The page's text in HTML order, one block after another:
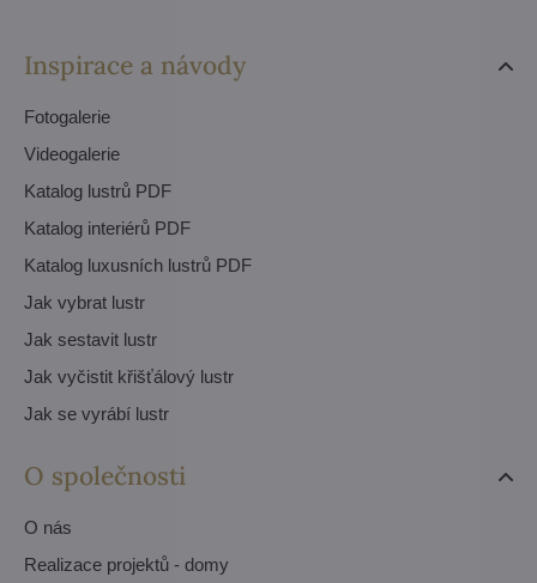
Inspirace a návody
Fotogalerie
Videogalerie
Katalog lustrů PDF
Katalog interiérů PDF
Katalog luxusních lustrů PDF
Jak vybrat lustr
Jak sestavit lustr
Jak vyčistit křišťálový lustr
Jak se vyrábí lustr
O společnosti
O nás
Realizace projektů - domy